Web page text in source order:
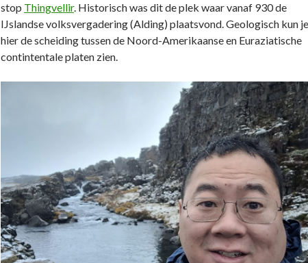
stop Thingvellir. Historisch was dit de plek waar vanaf 930 de
IJslandse volksvergadering (Alding) plaatsvond. Geologisch kun je
hier de scheiding tussen de Noord-Amerikaanse en Euraziatische
contintentale platen zien.